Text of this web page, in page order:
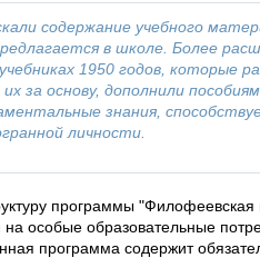
содержание учебного
в школе. Более
1950 годов, которые
их за основу, дополнили
знания,
личности.
программы
на особые образовательные
программа содержит